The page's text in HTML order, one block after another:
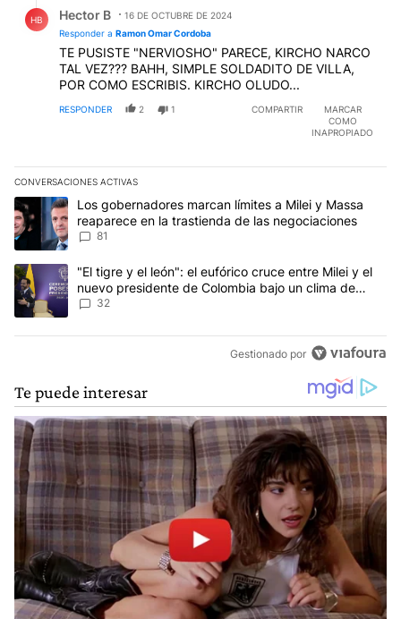
HB Hector B
16 DE OCTUBRE DE 2024
Responder a Ramon Omar Cordoba
TE PUSISTE "NERVIOSHO" PARECE, KIRCHO NARCO
TAL VEZ??? BAHH, SIMPLE SOLDADITO DE VILLA,
POR COMO ESCRIBIS. KIRCHO OLUDO...
RESPONDER 2 1 COMPARTIR
MARCAR
COMO
INAPROPIADO
CONVERSACIONES ACTIVAS
Este listado muestra los artículos con más comentarios en los
Un artículo de tendencia con el título "Los gobernadores marcan
Los gobernadores marcan límites a Milei y Massa
reaparece en la trastienda de las negociaciones
81
Un artículo de tendencia con el título ""El tigre y el león": el
"El tigre y el león": el eufórico cruce entre Milei y el
nuevo presidente de Colombia bajo un clima de
máxima tensión
32
Gestionado por